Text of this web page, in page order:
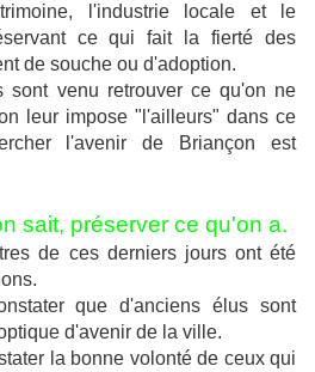
l'industrie locale et le
ce qui fait la fierté des
de souche ou d'adoption.
sont venu retrouver ce qu'on ne
leur impose "l'ailleurs" dans ce
l'avenir de Briançon est
sait, préserver ce qu'on a.
de ces derniers jours ont été
que d'anciens élus sont
d'avenir de la ville.
la bonne volonté de ceux qui